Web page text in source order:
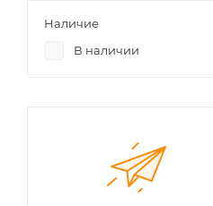
Наличие
В наличии